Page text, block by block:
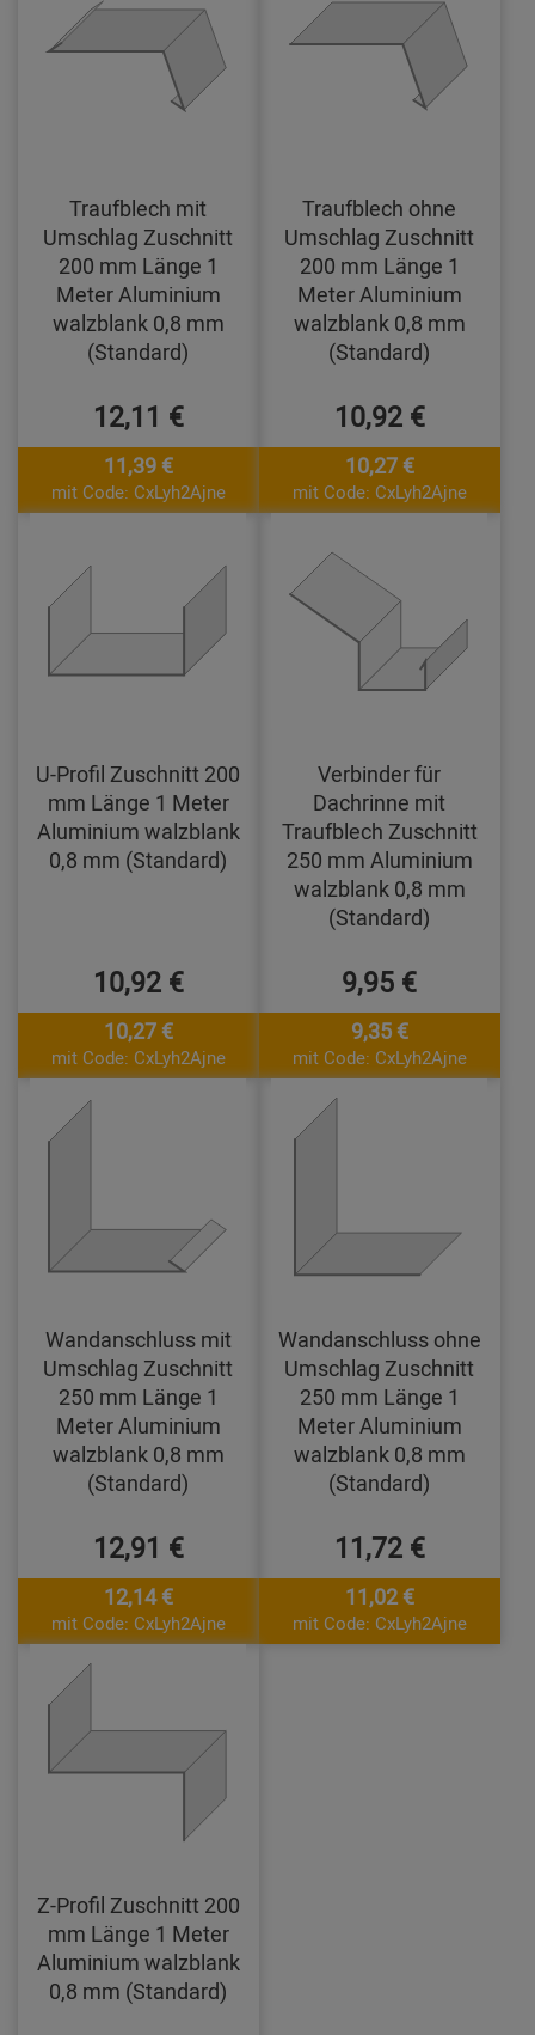
Traufblech mit
Umschlag Zuschnitt
200 mm Länge 1
Meter Aluminium
walzblank 0,8 mm
(Standard)
12,11 €
11,39 €
mit Code: CxLyh2Ajne
Traufblech ohne
Umschlag Zuschnitt
200 mm Länge 1
Meter Aluminium
walzblank 0,8 mm
(Standard)
10,92 €
10,27 €
mit Code: CxLyh2Ajne
U-Profil Zuschnitt 200
mm Länge 1 Meter
Aluminium walzblank
0,8 mm (Standard)
10,92 €
10,27 €
mit Code: CxLyh2Ajne
Verbinder für
Dachrinne mit
Traufblech Zuschnitt
250 mm Aluminium
walzblank 0,8 mm
(Standard)
9,95 €
9,35 €
mit Code: CxLyh2Ajne
Wandanschluss mit
Umschlag Zuschnitt
250 mm Länge 1
Meter Aluminium
walzblank 0,8 mm
(Standard)
12,91 €
12,14 €
mit Code: CxLyh2Ajne
Wandanschluss ohne
Umschlag Zuschnitt
250 mm Länge 1
Meter Aluminium
walzblank 0,8 mm
(Standard)
11,72 €
11,02 €
mit Code: CxLyh2Ajne
Z-Profil Zuschnitt 200
mm Länge 1 Meter
Aluminium walzblank
0,8 mm (Standard)